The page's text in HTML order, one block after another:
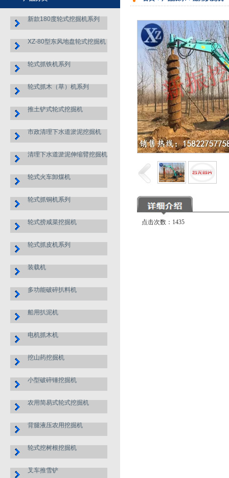
新款180度轮式挖掘机系列
XZ-80型东风地盘轮式挖掘机
轮式抓铁机系列
轮式抓木（草）机系列
推土铲式轮式挖掘机
市政清理下水道淤泥挖掘机
清理下水道淤泥伸缩臂挖掘机
轮式火车卸煤机
轮式抓铜机系列
轮式捞咸菜挖掘机
轮式抓皮机系列
装载机
多功能破碎扒料机
船用扒泥机
电机抓木机
挖山药挖掘机
小型破碎锤挖掘机
农用简易式轮式挖掘机
背腿液压农用挖掘机
轮式挖树根挖掘机
叉车推雪铲
点击次数：1435